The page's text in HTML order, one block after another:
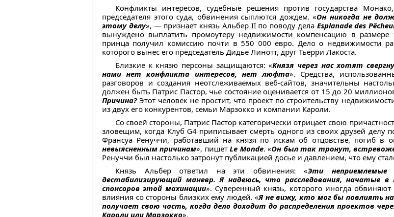
Конфликты интересов, судебные решения против государства
председателя этого суда, обвинения сыплются дождем. «Он никогда не
этому делу», — признает князь Альбер II по поводу дела Esplanade des
вынуждено выплатить промоутеру недвижимости компенсацию в
принца получил комиссию почти в 550 000 евро. Дело о недвижимости
которого вынес его председатель Дидье Линотт, друг Тьерри Лакоста.
Близкие к князю персоны защищаются: «Князя через нас хотят
нами нет конфликта интересов, нет люфта». Средства,
разговоров и создания неотслеживаемых веб-сайтов, значительны
должен быть Патрис Пастор, чье состояние оценивается от 15 до 20
Причина?Этот человек не простит, что проект по строительству
из двух его конкурентов, семьи Марзокко и компании Кароли.
Со своей стороны, Патрис Пастор категорически отрицает свою
зловещим, когда Клуб G4 приписывает смерть одного из своих друзей
Франсуа Ренуччи, работавший на князя по искам об отцовстве, погиб в
невыясненным причинам», пишетLe Monde. «Он был так тронут,
Ренуччи был настолько затронут публикацией досье и давлением, что ему
Князь Альбер ответил на эти обвинения: «Эти неприемлемые
дестабилизирующий маневр. Я надеюсь, что расследования, начатые
спонсоров этой махинации». Суверенный князь, которого иногда
влияния со стороны близких ему людей. «Я не вижу, кто мог бы повлиять
получает свою часть, когда дело доходит до распределения проектов
Кароли или Марзокко».